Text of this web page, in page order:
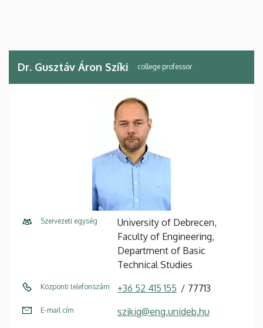
Dr. Gusztáv Áron Szíki college professor
Szervezeti egység
University of Debrecen,
Faculty of Engineering,
Department of Basic
Technical Studies
Központi telefonszám +36 52 415 155 77713
E-mail cím szikig@eng.unideb.hu